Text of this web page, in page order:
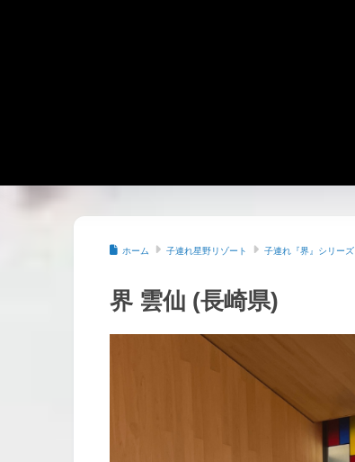
ホーム 子連れ星野リゾート 子連れ『界』シリーズ
界 雲仙 (長崎県)